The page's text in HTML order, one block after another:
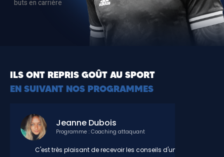
buts en carrière
ILS ONT REPRIS GOÛT AU SPORT
EN SUIVANT NOS PROGRAMMES
Jeanne Dubois
Programme : Coaching attaquant
C'est très plaisant de recevoir les conseils d'un